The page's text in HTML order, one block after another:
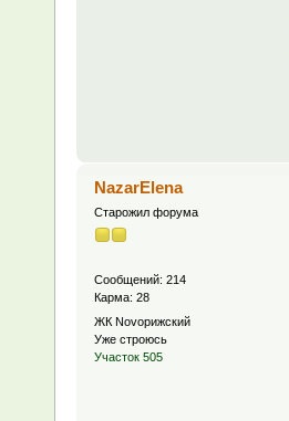
NazarElena
Старожил форума
Сообщений: 214
Карма: 28
ЖК Novoрижский
Уже строюсь
Участок 505